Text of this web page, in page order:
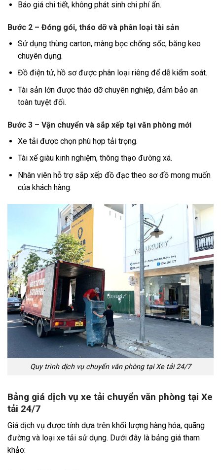
Báo giá chi tiết, không phát sinh chi phí ẩn.
Bước 2 – Đóng gói, tháo dỡ và phân loại tài sản
Sử dụng thùng carton, màng bọc chống sốc, băng keo
chuyên dụng.
Đồ điện tử, hồ sơ được phân loại riêng để dễ kiểm soát.
Tài sản lớn được tháo dỡ chuyên nghiệp, đảm bảo an
toàn tuyệt đối.
Bước 3 – Vận chuyển và sắp xếp tại văn phòng mới
Xe tải được chọn phù hợp tải trọng.
Tài xế giàu kinh nghiệm, thông thạo đường xá.
Nhân viên hỗ trợ sắp xếp đồ đạc theo sơ đồ mong muốn
của khách hàng.
Quy trình dịch vụ chuyển văn phòng tại Xe tải 24/7
Bảng giá dịch vụ xe tải chuyển văn phòng tại Xe
tải 24/7
Giá dịch vụ được tính dựa trên khối lượng hàng hóa, quãng
đường và loại xe tải sử dụng. Dưới đây là bảng giá tham
khảo: